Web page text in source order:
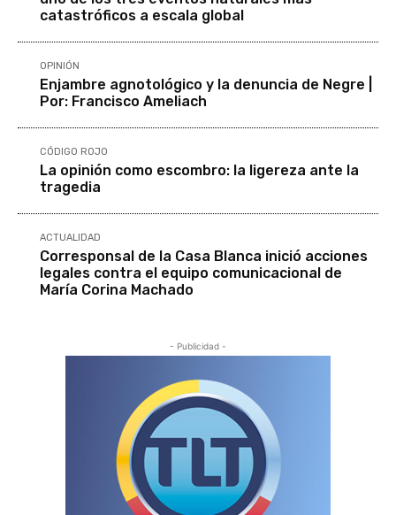
catastróficos a escala global
OPINIÓN
Enjambre agnotológico y la denuncia de Negre |
Por: Francisco Ameliach
CÓDIGO ROJO
La opinión como escombro: la ligereza ante la
tragedia
ACTUALIDAD
Corresponsal de la Casa Blanca inició acciones
legales contra el equipo comunicacional de
María Corina Machado
- Publicidad -